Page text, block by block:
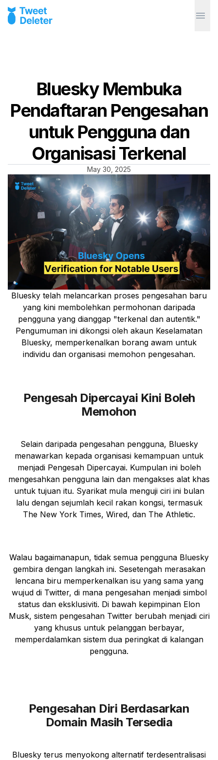
Bluesky Membuka
Pendaftaran Pengesahan
untuk Pengguna dan
Organisasi Terkenal
May 30, 2025
Bluesky telah melancarkan proses pengesahan baru
yang kini membolehkan permohonan daripada
pengguna yang dianggap "terkenal dan autentik."
Pengumuman ini dikongsi oleh akaun Keselamatan
Bluesky, memperkenalkan borang awam untuk
individu dan organisasi memohon pengesahan.
Pengesah Dipercayai Kini Boleh
Memohon
Selain daripada pengesahan pengguna, Bluesky
menawarkan kepada organisasi kemampuan untuk
menjadi Pengesah Dipercayai. Kumpulan ini boleh
mengesahkan pengguna lain dan mengakses alat khas
untuk tujuan itu. Syarikat mula menguji ciri ini bulan
lalu dengan sejumlah kecil rakan kongsi, termasuk
The New York Times, Wired, dan The Athletic.
Walau bagaimanapun, tidak semua pengguna Bluesky
gembira dengan langkah ini. Sesetengah merasakan
lencana biru memperkenalkan isu yang sama yang
wujud di Twitter, di mana pengesahan menjadi simbol
status dan eksklusiviti. Di bawah kepimpinan Elon
Musk, sistem pengesahan Twitter berubah menjadi ciri
yang khusus untuk pelanggan berbayar,
memperdalamkan sistem dua peringkat di kalangan
pengguna.
Pengesahan Diri Berdasarkan
Domain Masih Tersedia
Bluesky terus menyokong alternatif terdesentralisasi